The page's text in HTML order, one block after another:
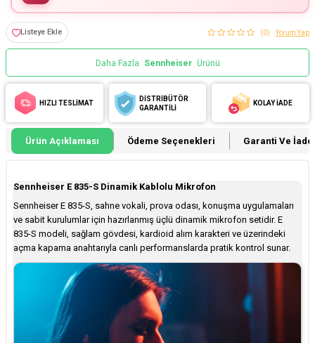
Listeye Ekle (0) Yorum Yap
Daha Fazla Sennheiser Ürünü
HIZLI TESLİMAT
DİSTRİBÜTÖR
GARANTİLİ
KOLAY İADE
Ürün Açıklaması Ödeme Seçenekleri Garanti Ve İade
Sennheiser E 835-S Dinamik Kablolu Mikrofon
Sennheiser E 835-S, sahne vokali, prova odası, konuşma uygulamaları
ve sabit kurulumlar için hazırlanmış üçlü dinamik mikrofon setidir. E
835-S modeli, sağlam gövdesi, kardioid alım karakteri ve üzerindeki
açma kapama anahtarıyla canlı performanslarda pratik kontrol sunar.